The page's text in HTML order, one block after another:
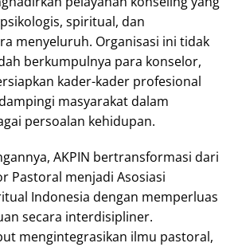
spiritual, dan
menyeluruh. Organisasi ini tidak
berkumpulnya para konselor,
kader-kader profesional
masyarakat dalam
persoalan kehidupan.
AKPIN bertransformasi dari
Pastoral menjadi Asosiasi
Indonesia dengan memperluas
secara interdisipliner.
mengintegrasikan ilmu pastoral,